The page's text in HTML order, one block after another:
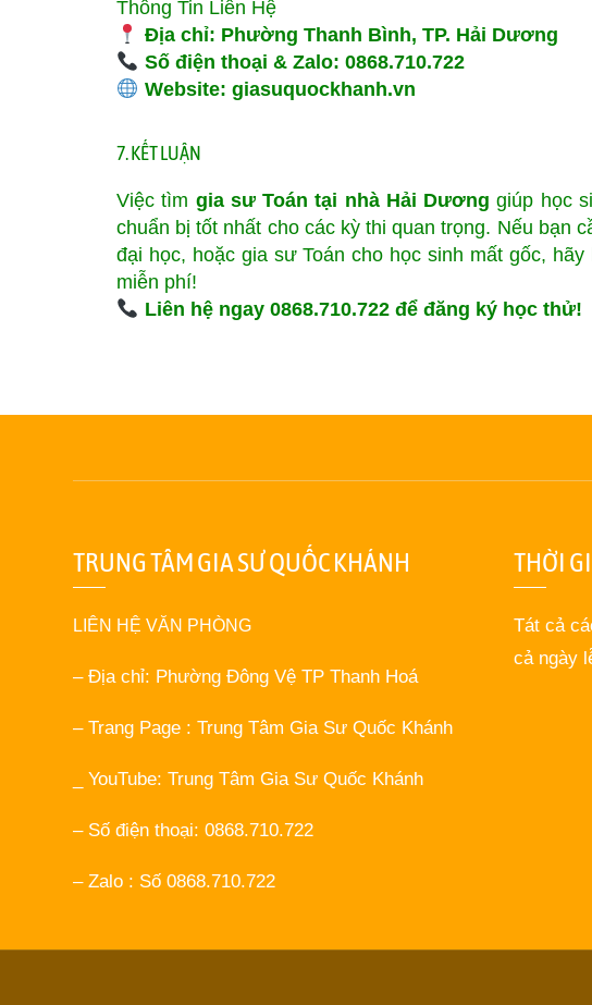
Thông Tin Liên Hệ
Địa chỉ: Phường Thanh Bình, TP. Hải Dương
Số điện thoại & Zalo: 0868.710.722
Website: giasuquockhanh.vn
7. KẾT LUẬN
Việc tìm gia sư Toán tại nhà Hải Dương giúp học
chuẩn bị tốt nhất cho các kỳ thi quan trọng. Nếu bạn
đại học, hoặc gia sư Toán cho học sinh mất gốc,
miễn phí!
Liên hệ ngay 0868.710.722 để đăng ký học thử!
TRUNG TÂM GIA SƯ QUỐC KHÁNH
LIÊN HỆ VĂN PHÒNG
– Địa chỉ: Phường Đông Vệ TP Thanh Hoá
– Trang Page : Trung Tâm Gia Sư Quốc Khánh
_ YouTube: Trung Tâm Gia Sư Quốc Khánh
– Số điện thoại: 0868.710.722
– Zalo : Số 0868.710.722
THỜI
Tát cả
cả ngày